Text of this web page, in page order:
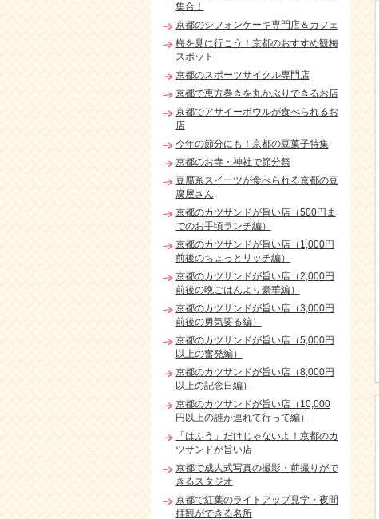
集合！
京都のシフォンケーキ専門店＆カフェ
梅を見に行こう！京都のおすすめ観梅
スポット
京都のスポーツサイクル専門店
京都で恵方巻きを丸かぶりできるお店
京都でアサイーボウルが食べられるお
店
今年の節分にも！京都の豆菓子特集
京都のお寺・神社で節分祭
豆腐系スイーツが食べられる京都の豆
腐屋さん
京都のカツサンドが旨い店（500円ま
でのお手頃ランチ編）
京都のカツサンドが旨い店（1,000円
前後のちょっとリッチ編）
京都のカツサンドが旨い店（2,000円
前後の晩ごはんより豪華編）
京都のカツサンドが旨い店（3,000円
前後の勇気要る編）
京都のカツサンドが旨い店（5,000円
以上の奮発編）
京都のカツサンドが旨い店（8,000円
以上の記念日編）
京都のカツサンドが旨い店（10,000
円以上の誰か連れて行って編）
「はふう」だけじゃないよ！京都のカ
ツサンドが旨い店
京都で成人式写真の撮影・前撮りがで
きるスタジオ
京都で紅葉のライトアップ見学・夜間
拝観ができる名所